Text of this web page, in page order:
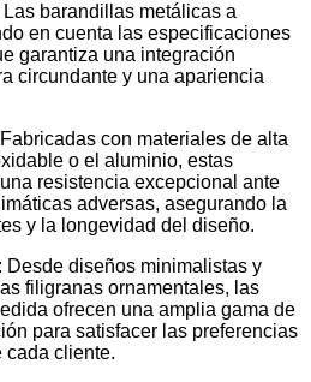
barandillas metálicas a
en cuenta las especificaciones
garantiza una integración
circundante y una apariencia
con materiales de alta
o el aluminio, estas
resistencia excepcional ante
adversas, asegurando la
y la longevidad del diseño.
diseños minimalistas y
filigranas ornamentales, las
ofrecen una amplia gama de
para satisfacer las preferencias
cada cliente.